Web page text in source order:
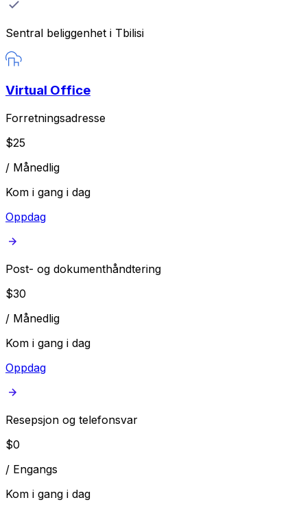
Sentral beliggenhet i Tbilisi
Virtual Office
Forretningsadresse
$25
/ Månedlig
Kom i gang i dag
Oppdag
Post- og dokumenthåndtering
$30
/ Månedlig
Kom i gang i dag
Oppdag
Resepsjon og telefonsvar
$0
/ Engangs
Kom i gang i dag